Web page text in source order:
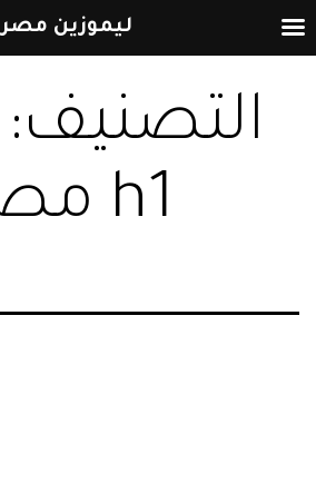
إلى
التصنيف:
h1 مصر
ليموزين مصر